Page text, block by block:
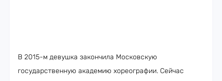
В 2015-м девушка закончила Московскую
государственную академию хореографии. Сейчас